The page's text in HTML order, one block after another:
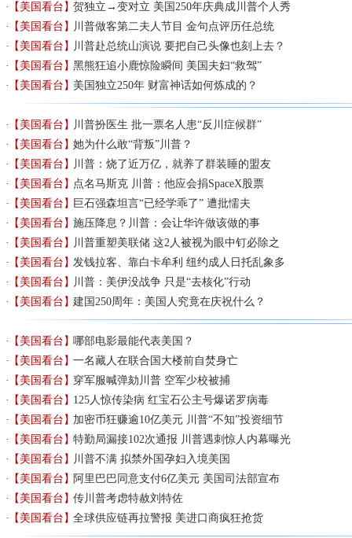
【美国看台】贺独立→变对立 美国250年庆典成川普个人秀
【美国看台】 川普做客第二夫人节目 金句点评历任总统
【美国看台】 川普赴总统山演说 要把自己头像也刻上去？
【美国看台】黑熊狂追小鹿惊险瞬间 美国夫妇“救驾”
【美国看台】美国独立250年 财富神话如何炼成的？
【美国看台】 川普扮医生 批一票名人患“反川症候群”
【美国看台】她为什么敢“背叛”川普？
【美国看台】 川普：烧了近万亿，就养了群装睡的盟友
【美国看台】点名马斯克 川普：他应会捐SpaceX股票
【美国看台】 巨石强森坦言“已经学乖了” 遭批懦夫
【美国看台】施压降息？川普：会让华许做该做的事
【美国看台】 川普重塑美联储 这2人被视为眼中钉必除之
【美国看台】发钱拉客、靠白卡牟利 纽约成人日托乱象多
【美国看台】 川普：美伊没战争 只是“去核化”行动
【美国看台】建国250周年：美国人究竟在庆祝什么？
【美国看台】哪部电影最能代表美国？
【美国看台】一名藏人在联合国大楼前自焚身亡
【美国看台】穿军服喊弹劾川普 空军少校被捕
【美国看台】125人惊传染病 红宝石公主号爆诺罗病毒
【美国看台】加密币狂赚逾10亿美元 川普“不知”投资细节
【美国看台】特勤局漏接102次通报 川普遇刺惊人内幕曝光
【美国看台】 川普不满 拟禁外国孕妇入境美国
【美国看台】 阿里巴巴同意支付6亿美元 美国司法部宣布
【美国看台】传川普考虑特赦刘特佐
【美国看台】全球供应链再拉警报 美进口商疯狂抢货